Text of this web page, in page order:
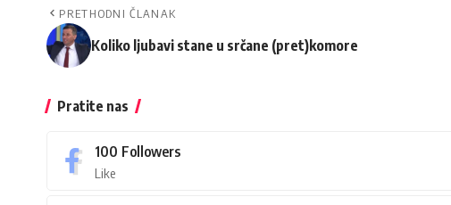
PRETHODNI ČLANAK
Koliko ljubavi stane u srčane (pret)komore
Pratite nas
100 Followers
Like